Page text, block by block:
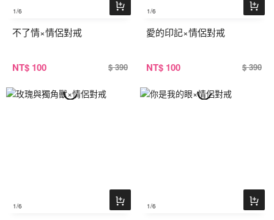
1/6
不了情×情侶對戒
NT$ 100 $ 390
1/6
愛的印記×情侶對戒
NT$ 100 $ 390
1/6 1/6